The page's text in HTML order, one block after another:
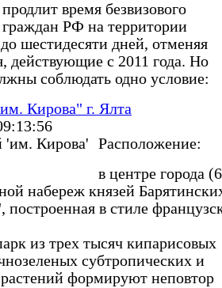
время безвизового
РФ на территории
до шестидесяти дней, отменяя
действующие с 2011 года. Но
соблюдать одно условие:
Кирова" г. Ялта
Расположение:
в центре города
набереж князей
построенная в стиле
из трех тысяч кипарисовых
субтропических и
формируют неповтор